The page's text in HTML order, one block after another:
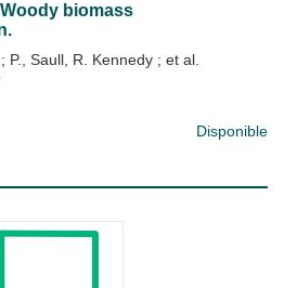
biomass
; P., Saull, R. Kennedy ; et al.
Disponible